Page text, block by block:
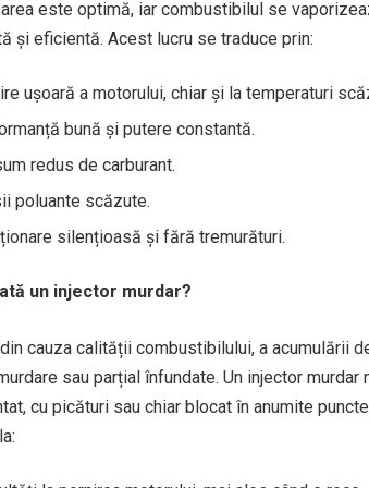
este optimă, iar combustibilul se
și eficientă. Acest lucru se traduce prin:
ușoară a motorului, chiar și la temperaturi
bună și putere constantă.
redus de carburant.
poluante scăzute.
silențioasă și fără tremurături.
un injector murdar?
din cauza calității combustibilului, a acumulării
sau parțial înfundate. Un injector
cu picături sau chiar blocat în anumite